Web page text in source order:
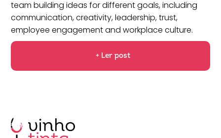
team building ideas for different goals, including
communication, creativity, leadership, trust,
employee engagement and workplace culture.
+ Ler post